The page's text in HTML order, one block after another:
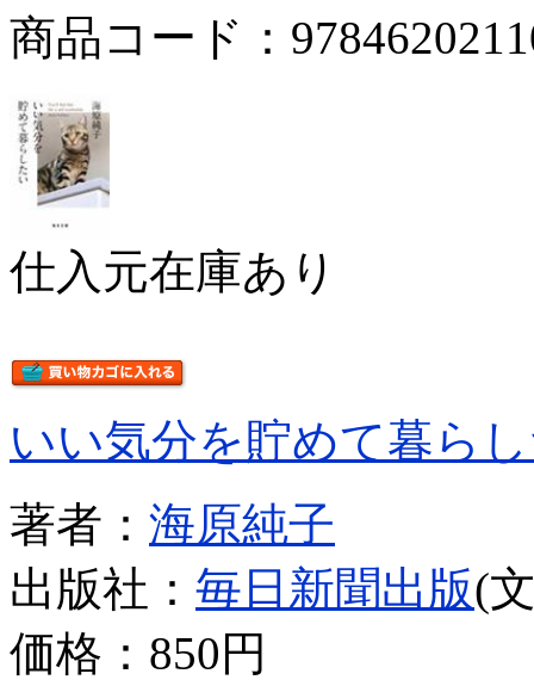
商品コード：
仕入元在庫あり
いい気分を貯めて暮ら
著者： 海原純子
出版社： 毎日新聞出版(
価格： 850円